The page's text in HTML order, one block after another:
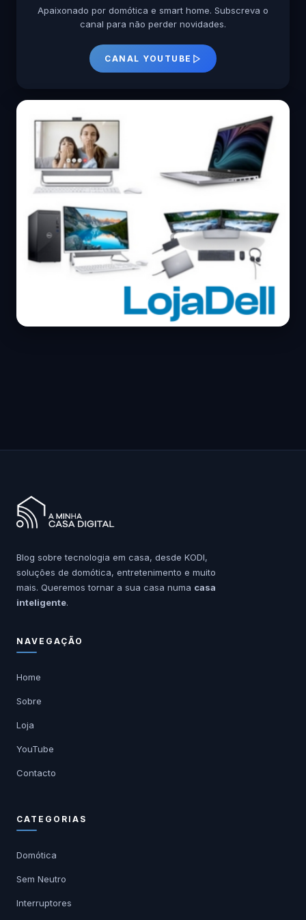
Apaixonado por domótica e smart home. Subscreva o
canal para não perder novidades.
CANAL YOUTUBE
Blog sobre tecnologia em casa, desde KODI,
soluções de domótica, entretenimento e muito
mais. Queremos tornar a sua casa numa casa
inteligente.
NAVEGAÇÃO
Home
Sobre
Loja
YouTube
Contacto
CATEGORIAS
Domótica
Sem Neutro
Interruptores